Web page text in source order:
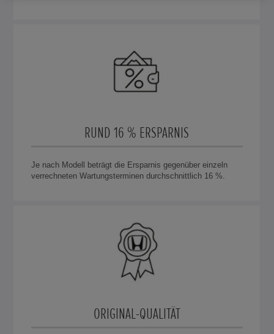
RUND 16 % ERSPARNIS
Je nach Modell beträgt die Ersparnis gegenüber einzeln
verrechneten Wartungsterminen durchschnittlich 16 %.
ORIGINAL-QUALITÄT